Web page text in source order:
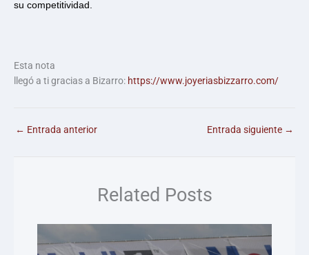
su competitividad.
Esta nota
llegó a ti gracias a Bizarro: https://www.joyeriasbizzarro.com/
← Entrada anterior Entrada siguiente →
Related Posts